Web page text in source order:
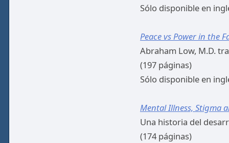
Sólo disponible en
Peace vs Power in the
Abraham Low, M.D.
(197 páginas)
Sólo disponible en
Mental Illness, Stigma
Una historia del
(174 páginas)